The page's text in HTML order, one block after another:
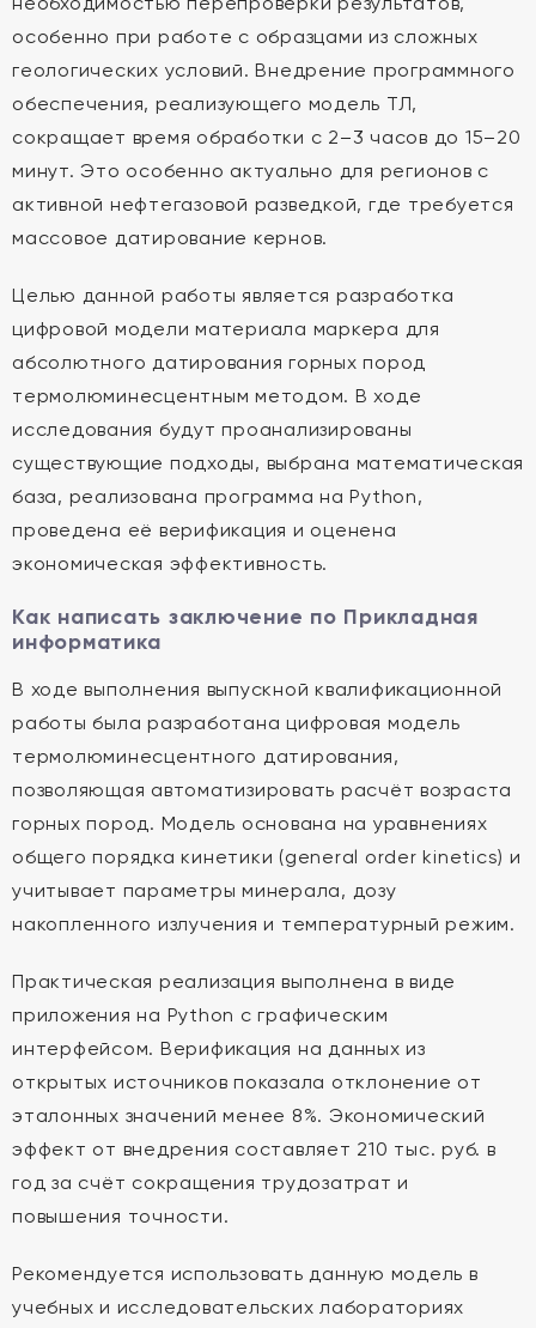
особенно при работе с образцами из сложных
геологических условий. Внедрение программного
обеспечения, реализующего модель ТЛ,
сокращает время обработки с 2–3 часов до 15–20
минут. Это особенно актуально для регионов с
активной нефтегазовой разведкой, где требуется
массовое датирование кернов.
Целью данной работы является разработка
цифровой модели материала маркера для
абсолютного датирования горных пород
термолюминесцентным методом. В ходе
исследования будут проанализированы
существующие подходы, выбрана математическая
база, реализована программа на Python,
проведена её верификация и оценена
экономическая эффективность.
Как написать заключение по Прикладная
информатика
В ходе выполнения выпускной квалификационной
работы была разработана цифровая модель
термолюминесцентного датирования,
позволяющая автоматизировать расчёт возраста
горных пород. Модель основана на уравнениях
общего порядка кинетики (general order kinetics) и
учитывает параметры минерала, дозу
накопленного излучения и температурный режим.
Практическая реализация выполнена в виде
приложения на Python с графическим
интерфейсом. Верификация на данных из
открытых источников показала отклонение от
эталонных значений менее 8%. Экономический
эффект от внедрения составляет 210 тыс. руб. в
год за счёт сокращения трудозатрат и
повышения точности.
Рекомендуется использовать данную модель в
учебных и исследовательских лабораториях